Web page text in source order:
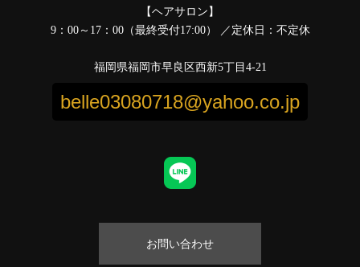
【ヘアサロン】
9：00～17：00（最終受付17:00） ／定休日：不定休
福岡県福岡市早良区西新5丁目4-21
belle03080718@yahoo.co.jp
お問い合わせ